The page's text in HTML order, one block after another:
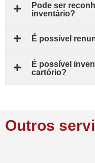
Pode ser
inventário?
É possível
É possível
cartório?
Outros